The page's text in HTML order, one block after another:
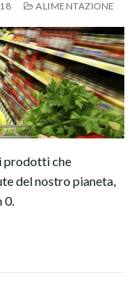
ALIMENTAZIONE
prodotti che
del nostro pianeta,
0.